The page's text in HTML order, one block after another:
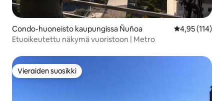
Condo-huoneisto kaupungissa Ñuñoa
4,95 (114)
Etuoikeutettu näkymä vuoristoon | Metro
Vieraiden suosikki
Vieraiden suosikki